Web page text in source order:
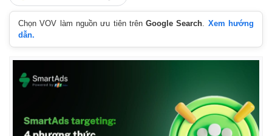
Chọn VOV làm nguồn ưu tiên trênGoogle Search. Xem hướng
dẫn.